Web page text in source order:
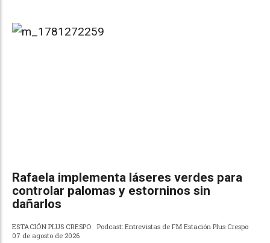
Rafaela implementa láseres verdes para
controlar palomas y estorninos sin
dañarlos
ESTACIÓN PLUS CRESPO
Podcast: Entrevistas de FM Estación Plus Crespo
07 de agosto de 2026